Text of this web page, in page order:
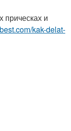
прическах и
kak-delat-